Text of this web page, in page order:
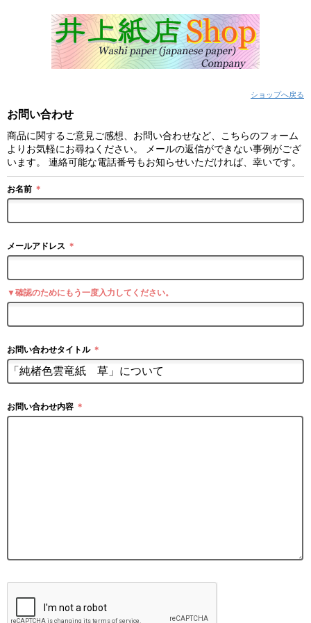
ショップへ戻る
お問い合わせ
商品に関するご意見ご感想、お問い合わせなど、こちらのフォーム
よりお気軽にお尋ねください。 メールの返信ができない事例がござ
います。 連絡可能な電話番号もお知らせいただければ、幸いです。
お名前 ＊
メールアドレス ＊
▼確認のためにもう一度入力してください。
お問い合わせタイトル ＊
お問い合わせ内容 ＊